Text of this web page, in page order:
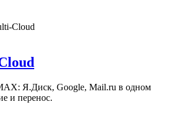
Я.Диск, Google, Mail.ru в одном
и перенос.